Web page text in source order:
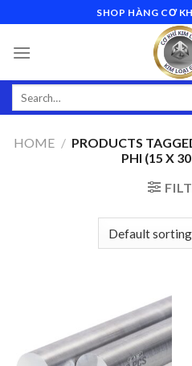
to
content
SHOP HÀNG CƠ
Search
HOME / PRODUCTS
PHI (15 X